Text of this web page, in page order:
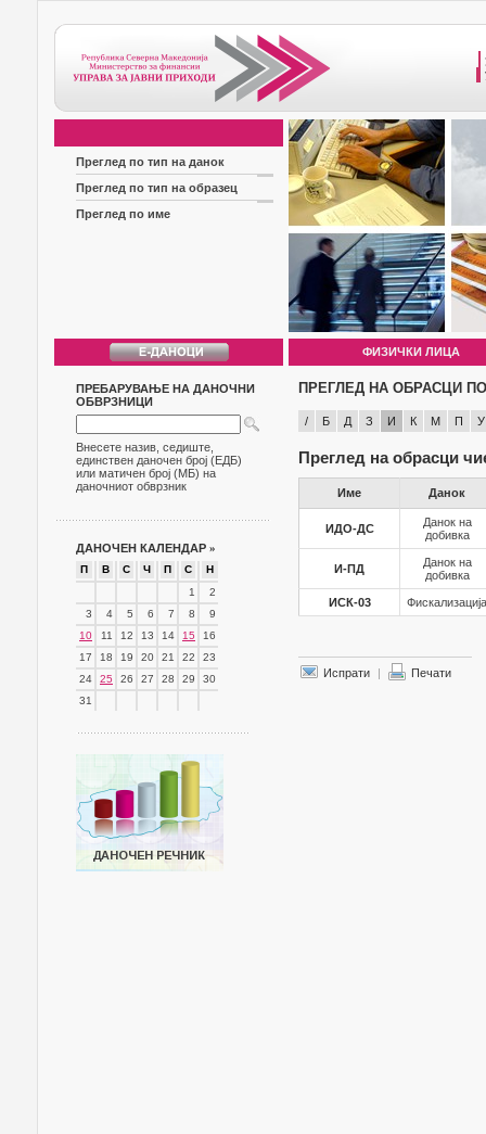
Преглед по тип на данок
Преглед по тип на образец
Преглед по име
ФИЗИЧКИ ЛИЦА
ПРЕБАРУВАЊЕ НА ДАНОЧНИ
ОБВРЗНИЦИ
Внесете назив, седиште,
единствен даночен број (ЕДБ)
или матичен број (МБ) на
даночниот обврзник
ДАНОЧЕН КАЛЕНДАР »
П В С Ч П С
Н
1
2
3
4 5 6 7 8
9
10
11 12 13 14 15
16
17
18 19 20 21 22
23
24
25 26 27 28 29
30
31
ПРЕГЛЕД НА ОБРАСЦИ
/ Б Д З И К М П У
Преглед на обрасци
Име Данок
ИДО-ДС
Данок на
добивка
И-ПД
Данок на
добивка
ИСК-03 Фискализација
Испрати | Печати